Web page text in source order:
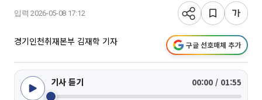
입력 2026-05-08 17:12
경기인천취재본부 김재학 기자 구글 선호매체 추가
기사 듣기 00:00 / 01:55